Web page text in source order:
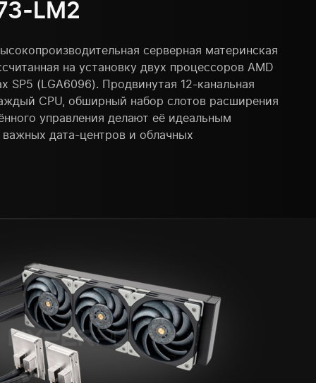
LM2
серверная материнская
на установку двух процессоров AMD
SP5 (LGA6096). Продвинутая 12-канальная
CPU, обширный набор слотов расширения
управления делают её идеальным
дата-центров и облачных